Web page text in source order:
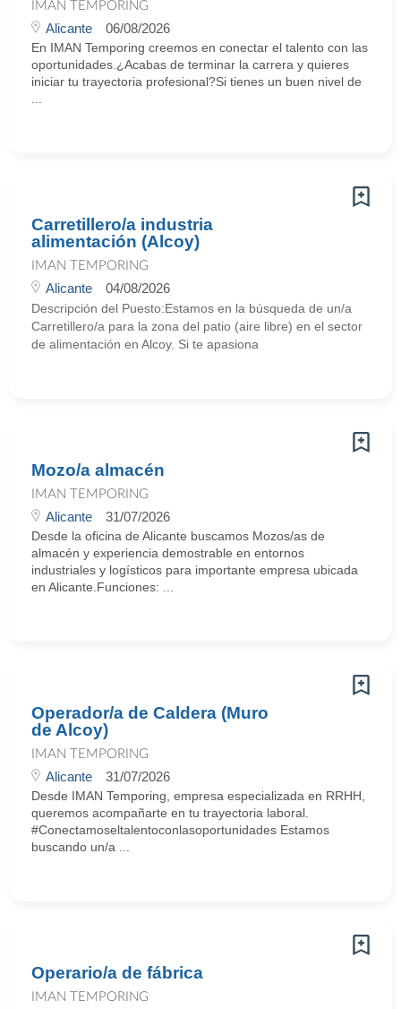
IMAN TEMPORING
Alicante 06/08/2026
En IMAN Temporing creemos en conectar el talento con las
oportunidades.¿Acabas de terminar la carrera y quieres
iniciar tu trayectoria profesional?Si tienes un buen nivel de
Carretillero/a industria
alimentación (Alcoy)
IMAN TEMPORING
Alicante 04/08/2026
Descripción del Puesto:Estamos en la búsqueda de un/a
Carretillero/a para la zona del patio (aire libre) en el sector
de alimentación en Alcoy. Si te apasiona
Mozo/a almacén
IMAN TEMPORING
Alicante 31/07/2026
Desde la oficina de Alicante buscamos Mozos/as de
almacén y experiencia demostrable en entornos
industriales y logísticos para importante empresa ubicada
en Alicante.Funciones: ...
Operador/a de Caldera (Muro
de Alcoy)
IMAN TEMPORING
Alicante 31/07/2026
Desde IMAN Temporing, empresa especializada en RRHH,
queremos acompañarte en tu trayectoria laboral.
#Conectamoseltalentoconlasoportunidades Estamos
buscando un/a ...
Operario/a de fábrica
IMAN TEMPORING